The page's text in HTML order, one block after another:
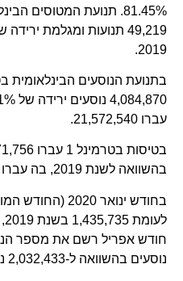
81.45%. תנועת המטוסים
2019.
עברו 21,572,540.
בהשוואה לשנת 2019, בה עברו 2,463,130 נוסעים.
נוסעים בהשוואה ל-2,032,433 נוסעים, ירידה של 99.53%.